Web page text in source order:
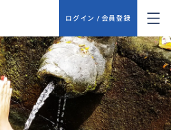
ログイン / 会員登録